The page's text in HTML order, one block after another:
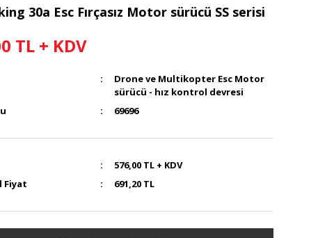
30a Esc Fırçasız Motor sürücü SS serisi
TL + KDV
Drone ve Multikopter Esc Motor
sürücü - hız kontrol devresi
69696
576,00 TL + KDV
Fiyat
691,20 TL